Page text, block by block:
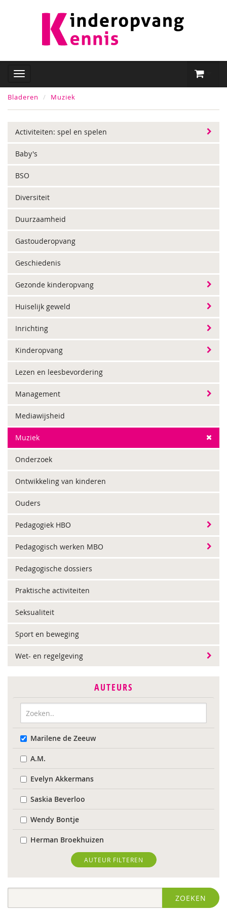
Bladeren Muziek
Activiteiten: spel en spelen
Baby's
BSO
Diversiteit
Duurzaamheid
Gastouderopvang
Geschiedenis
Gezonde kinderopvang
Huiselijk geweld
Inrichting
Kinderopvang
Lezen en leesbevordering
Management
Mediawijsheid
Muziek
Onderzoek
Ontwikkeling van kinderen
Ouders
Pedagogiek HBO
Pedagogisch werken MBO
Pedagogische dossiers
Praktische activiteiten
Seksualiteit
Sport en beweging
Wet- en regelgeving
AUTEURS
Marilene de Zeeuw
A.M.
Evelyn Akkermans
Saskia Beverloo
Wendy Bontje
Herman Broekhuizen
Marianne Busser
Marja van Delden
AUTEUR FILTEREN
ZOEKEN